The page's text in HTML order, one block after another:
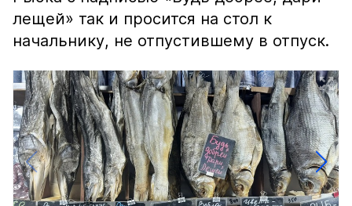
лещей» так и просится на стол к
начальнику, не отпустившему в отпуск.